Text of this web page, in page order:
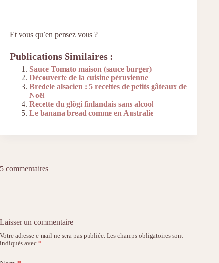
Et vous qu’en pensez vous ?
Publications Similaires :
Sauce Tomato maison (sauce burger)
Découverte de la cuisine péruvienne
Bredele alsacien : 5 recettes de petits gâteaux de
Noël
Recette du glögi finlandais sans alcool
Le banana bread comme en Australie
5 commentaires
Laisser un commentaire
Votre adresse e-mail ne sera pas publiée. Les champs obligatoires sont
indiqués avec *